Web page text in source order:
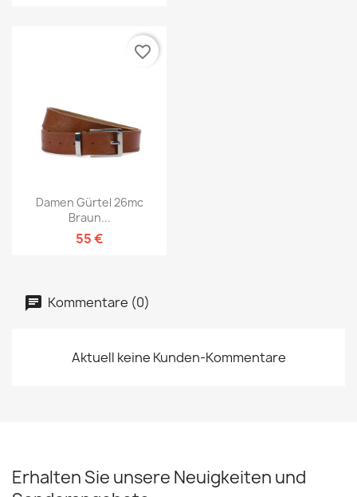
Damen Gürtel 26mc
Braun...
55 €
favorite_border
Kommentare (0)
Aktuell keine Kunden-Kommentare
Erhalten Sie unsere Neuigkeiten und